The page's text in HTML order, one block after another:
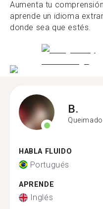
Aumenta tu
aprende un idioma
donde sea que estés.
B.
HABLA FLUIDO
Portugués
APRENDE
Inglés